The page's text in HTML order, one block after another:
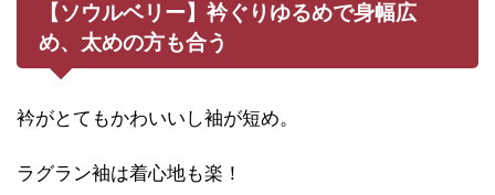
【ソウルベリー】衿ぐりゆるめで身幅広
め、太めの方も合う
衿がとてもかわいいし袖が短め。
ラグラン袖は着心地も楽！